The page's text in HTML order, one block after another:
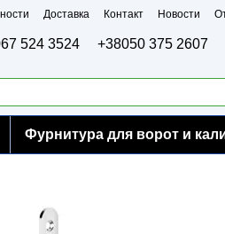
Доставка Контакт Новости
524 3524 +38050 375 2607
Фурнитура для ворот и